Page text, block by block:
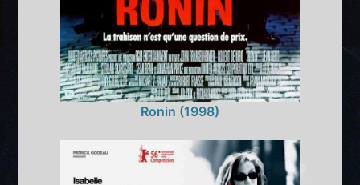
Ronin (1998)